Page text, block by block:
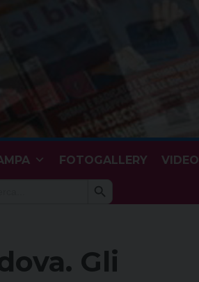
FOTOGALLERY VIDEO
Search Search Button
Gli